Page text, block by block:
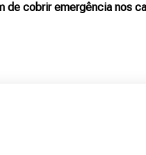
de cobrir emergência nos